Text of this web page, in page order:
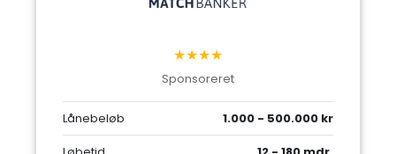
★★★★
Sponsoreret
Lånebeløb
1.000 - 500.000 kr